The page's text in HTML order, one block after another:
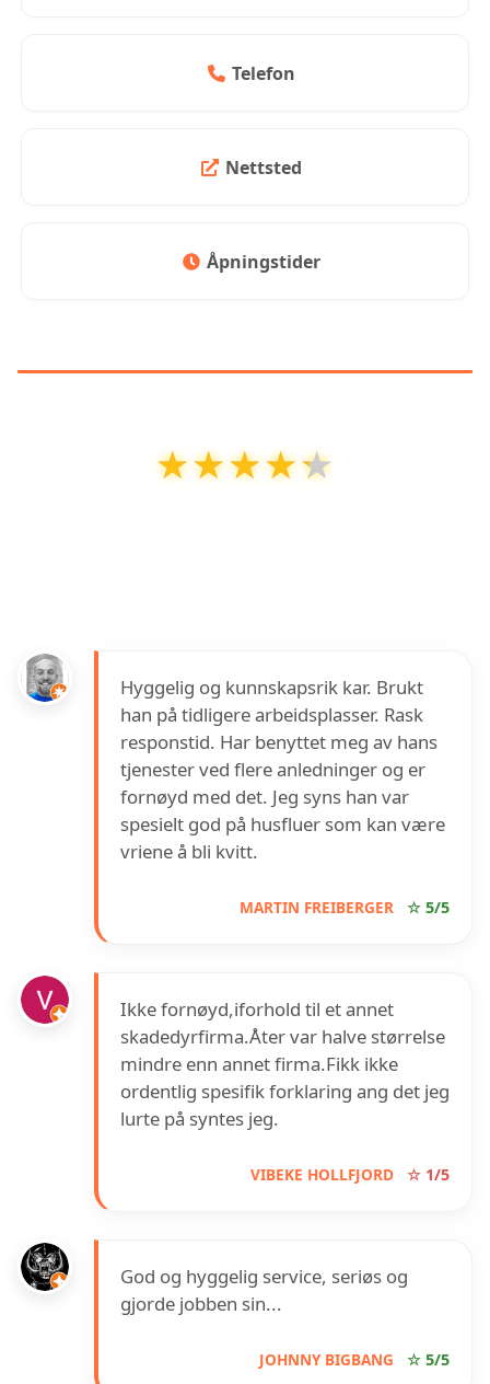
Telefon
Nettsted
Åpningstider
★★★★★
★★★★★
Hyggelig og kunnskapsrik kar. Brukt
han på tidligere arbeidsplasser. Rask
responstid. Har benyttet meg av hans
tjenester ved flere anledninger og er
fornøyd med det. Jeg syns han var
spesielt god på husfluer som kan være
vriene å bli kvitt.
MARTIN FREIBERGER ☆ 5/5
Ikke fornøyd,iforhold til et annet
skadedyrfirma.Åter var halve størrelse
mindre enn annet firma.Fikk ikke
ordentlig spesifik forklaring ang det jeg
lurte på syntes jeg.
VIBEKE HOLLFJORD ☆ 1/5
God og hyggelig service, seriøs og
gjorde jobben sin...
JOHNNY BIGBANG ☆ 5/5